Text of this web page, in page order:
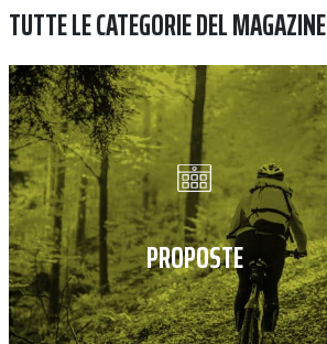
TUTTE LE CATEGORIE DEL MAGAZINE
PROPOSTE